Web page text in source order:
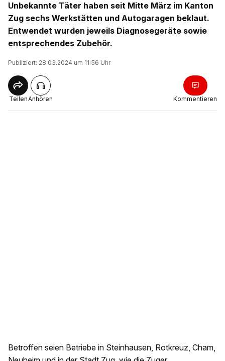
Unbekannte Täter haben seit Mitte März im Kanton
Zug sechs Werkstätten und Autogaragen beklaut.
Entwendet wurden jeweils Diagnosegeräte sowie
entsprechendes Zubehör.
Publiziert: 28.03.2024 um 11:56 Uhr
TeilenAnhören Kommentieren
Betroffen seien Betriebe in Steinhausen, Rotkreuz, Cham,